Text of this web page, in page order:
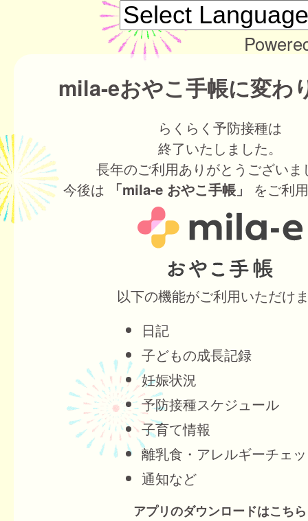
mila-eおやこ手帳に変わ
らくらく予防接種は
終了いたしました。
長年のご利用ありがとうございま
今後は
「mila-e おやこ手帳」 をご利
以下の機能がご利用いただけ
日記
子どもの成長記録
妊娠状況
予防接種スケジュール
子育て情報
離乳食・アレルギーチェ
通知など
アプリのダウンロードはこちら